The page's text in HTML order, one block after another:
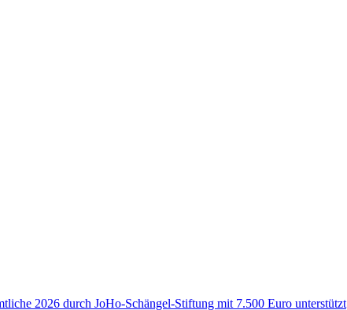
2026 durch JoHo-Schängel-Stiftung mit 7.500 Euro unterstützt